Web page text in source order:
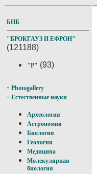
БНБ
"БРОКГАУЗ И ЕФРОН"
(121188)
"P" (93)
- Photogallery
- Естественные науки
Археология
Астрономия
Биология
Геология
Медицина
Молекулярная
биология